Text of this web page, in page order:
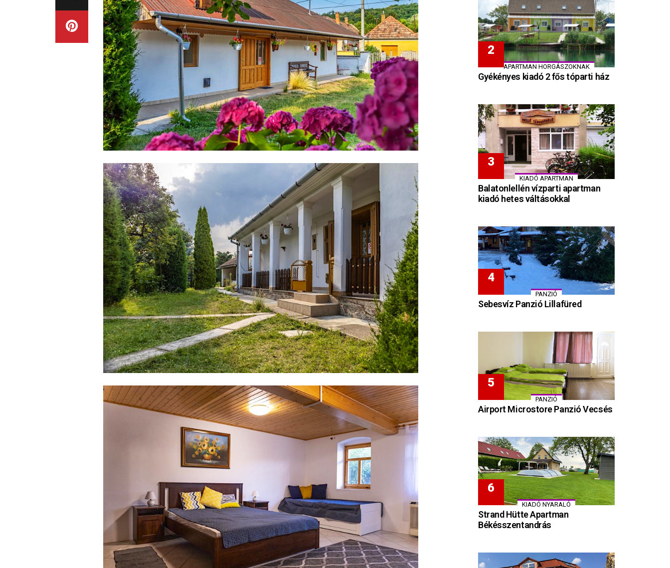
APARTMAN HORGÁSZOKNAK
Gyékényes kiadó 2 fős tóparti ház
KIADÓ APARTMAN
Balatonlellén vízparti apartman
kiadó hetes váltásokkal
PANZIÓ
Sebesvíz Panzió Lillafüred
PANZIÓ
Airport Microstore Panzió Vecsés
KIADÓ NYARALÓ
Strand Hütte Apartman
Békésszentandrás